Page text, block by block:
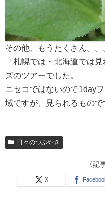
その他、もうたくさん。。
「札幌では・北海道では
ズのツアーでした。
ニセコではないので1day
域ですが、見られるもので
日々のつぶやき
〈記
X